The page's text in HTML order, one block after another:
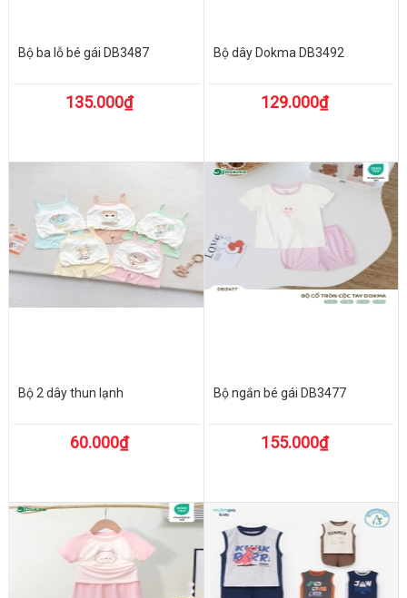
Bộ ba lỗ bé gái DB3487
135.000₫
Bộ dây Dokma DB3492
129.000₫
Bộ 2 dây thun lạnh
60.000₫
Bộ ngắn bé gái DB3477
155.000₫